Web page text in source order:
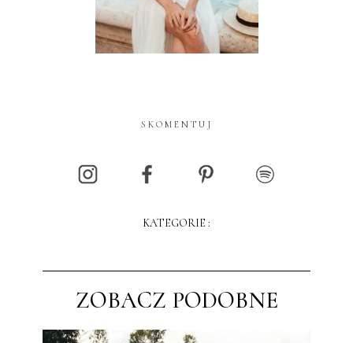
SKOMENTUJ
KATEGORIE :
ZOBACZ PODOBNE